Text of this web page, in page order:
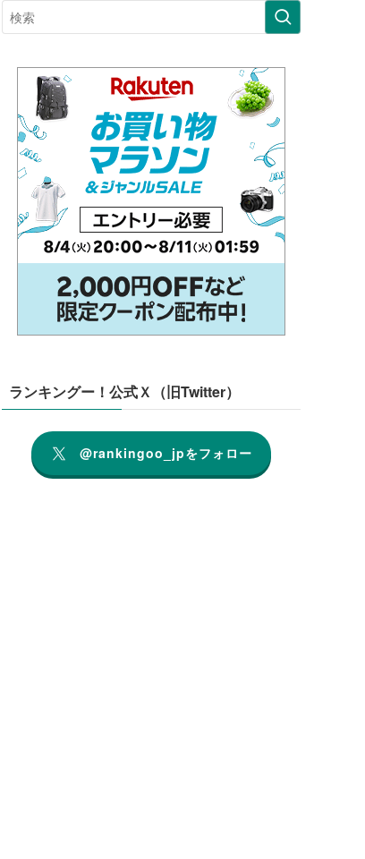
ランキングー！公式Ｘ（旧Twitter）
@rankingoo_jpをフォロー